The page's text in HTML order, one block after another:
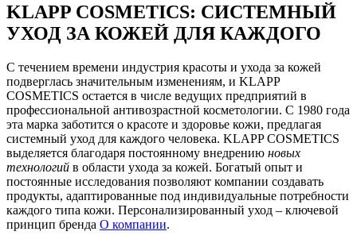
KLAPP COSMETICS: СИСТЕМНЫЙ
УХОД ЗА КОЖЕЙ ДЛЯ КАЖДОГО
С течением времени индустрия красоты и ухода за кожей
подверглась значительным изменениям, и KLAPP
COSMETICS остается в числе ведущих предприятий в
профессиональной антивозрастной косметологии. С 1980 года
эта марка заботится о красоте и здоровье кожи, предлагая
системный уход для каждого человека. KLAPP COSMETICS
выделяется благодаря постоянному внедрению новых
технологий в области ухода за кожей. Богатый опыт и
постоянные исследования позволяют компании создавать
продукты, адаптированные под индивидуальные потребности
каждого типа кожи. Персонализированный уход – ключевой
принцип бренда О компании.